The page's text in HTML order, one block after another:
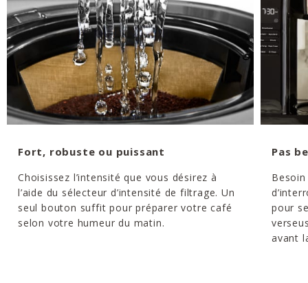
Fort, robuste ou puissant
Choisissez l’intensité que vous désirez à
l’aide du sélecteur d’intensité de filtrage. Un
seul bouton suffit pour préparer votre café
selon votre humeur du matin.
Pas
pour
avant